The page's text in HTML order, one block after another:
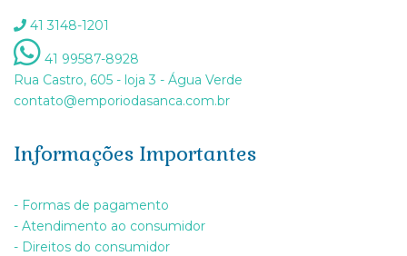
41 3148-1201
41 99587-8928
Rua Castro, 605 - loja 3 - Água Verde
contato@emporiodasanca.com.br
Informações Importantes
- Formas de pagamento
- Atendimento ao consumidor
- Direitos do consumidor